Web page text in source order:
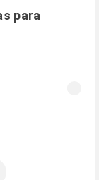
para